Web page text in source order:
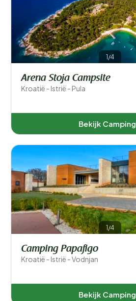
1/4
Arena Stoja Campsite
Kroatië - Istrië - Pula
Bekijk Camping
1/4
Camping Papafigo
Kroatië - Istrië - Vodnjan
Bekijk Camping